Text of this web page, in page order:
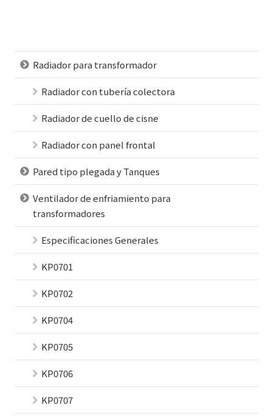
Radiador para transformador
Radiador con tubería colectora
Radiador de cuello de cisne
Radiador con panel frontal
Pared tipo plegada y Tanques
Ventilador de enfriamiento para
transformadores
Especificaciones Generales
KP0701
KP0702
KP0704
KP0705
KP0706
KP0707